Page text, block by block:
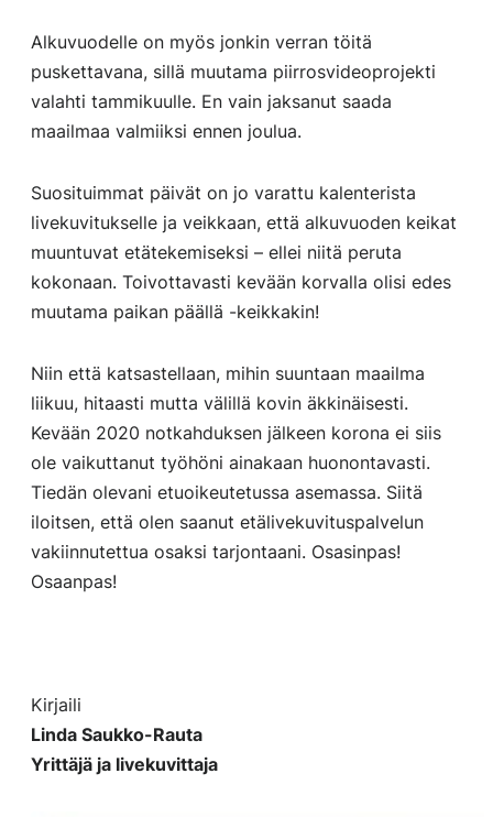
Alkuvuodelle on myös jonkin verran töitä
puskettavana, sillä muutama piirrosvideoprojekti
valahti tammikuulle. En vain jaksanut saada
maailmaa valmiiksi ennen joulua.
Suosituimmat päivät on jo varattu kalenterista
livekuvitukselle ja veikkaan, että alkuvuoden keikat
muuntuvat etätekemiseksi – ellei niitä peruta
kokonaan. Toivottavasti kevään korvalla olisi edes
muutama paikan päällä -keikkakin!
Niin että katsastellaan, mihin suuntaan maailma
liikuu, hitaasti mutta välillä kovin äkkinäisesti.
Kevään 2020 notkahduksen jälkeen korona ei siis
ole vaikuttanut työhöni ainakaan huonontavasti.
Tiedän olevani etuoikeutetussa asemassa. Siitä
iloitsen, että olen saanut etälivekuvituspalvelun
vakiinnutettua osaksi tarjontaani. Osasinpas!
Osaanpas!
Kirjaili
Linda Saukko-Rauta
Yrittäjä ja livekuvittaja